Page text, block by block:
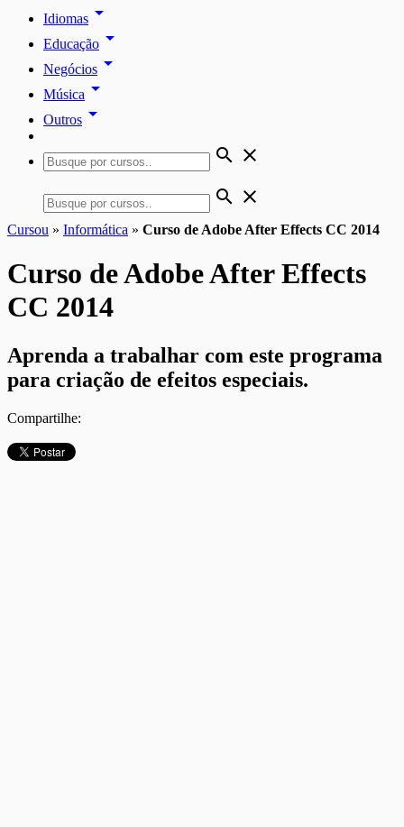
Idiomas arrow_drop_down
Educação arrow_drop_down
Negócios arrow_drop_down
Música arrow_drop_down
Outros arrow_drop_down
search close
search close
Cursou » Informática » Curso de Adobe After Effects CC 2014
Curso de Adobe After Effects
CC 2014
Aprenda a trabalhar com este programa
para criação de efeitos especiais.
Compartilhe: